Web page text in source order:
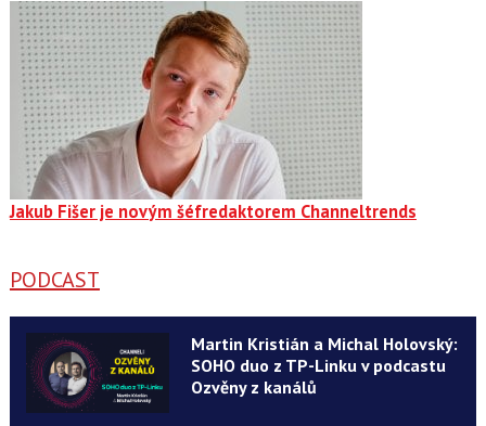
Jakub Fišer je novým šéfredaktorem Channeltrends
PODCAST
Martin Kristián a Michal Holovský:
SOHO duo z TP-Linku v podcastu
Ozvěny z kanálů